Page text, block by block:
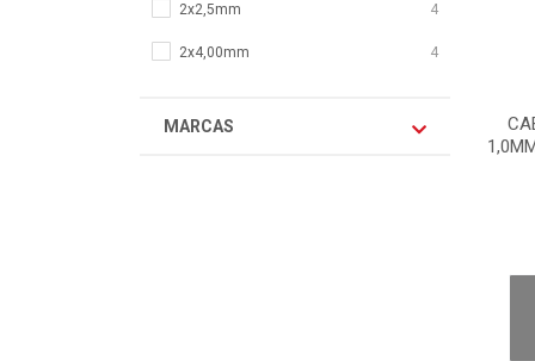
2x2,5mm 4
2x4,00mm 4
MARCAS